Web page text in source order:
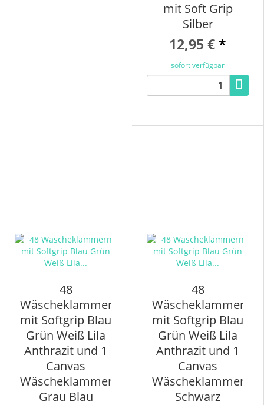
mit Soft Grip
Silber
12,95 €*
sofort verfügbar
48
Wäscheklammern
mit Softgrip Blau
Grün Weiß Lila
Anthrazit und 1
Canvas
Wäscheklammerbeutel
Grau Blau
48
Wäscheklammern
mit Softgrip Blau
Grün Weiß Lila
Anthrazit und 1
Canvas
Schwarz